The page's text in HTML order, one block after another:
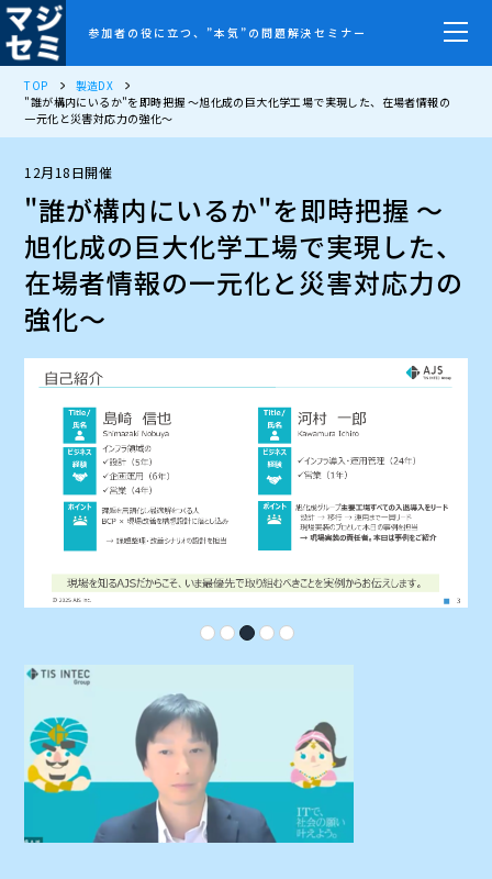
参加者の役に立つ、”本気”の問題解決セミナー
TOP
製造DX
"誰が構内にいるか"を即時把握 ～旭化成の巨大化学工場で実現した、在場者情報の
一元化と災害対応力の強化～
12月18日開催
"誰が構内にいるか"を即時把握 ～
旭化成の巨大化学工場で実現した、
在場者情報の一元化と災害対応力の
強化～